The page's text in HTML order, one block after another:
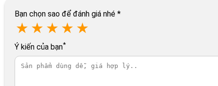
Bạn chọn sao để đánh giá nhé *
★ ★ ★ ★ ★
Ý kiến của bạn*